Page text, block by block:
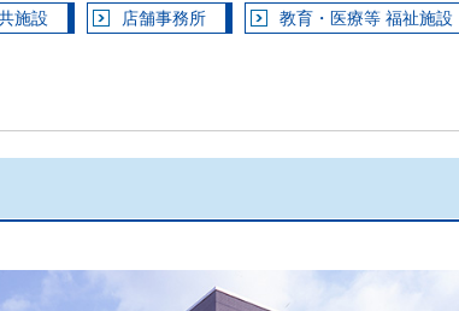
施設 店舗事務所 教育・医療等 福祉施設